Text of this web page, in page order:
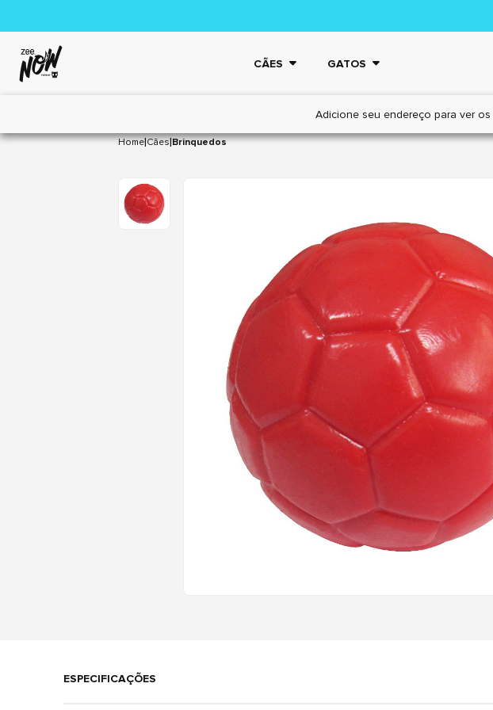
CÃES GATOS
Adicione seu endereço para ver os
Home|Cães|Brinquedos
ESPECIFICAÇÕES